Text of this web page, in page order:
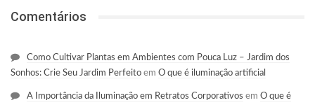
Comentários
Como Cultivar Plantas em Ambientes com Pouca Luz – Jardim dos
Sonhos: Crie Seu Jardim Perfeito em O que é iluminação artificial
A Importância da Iluminação em Retratos Corporativos em O que é